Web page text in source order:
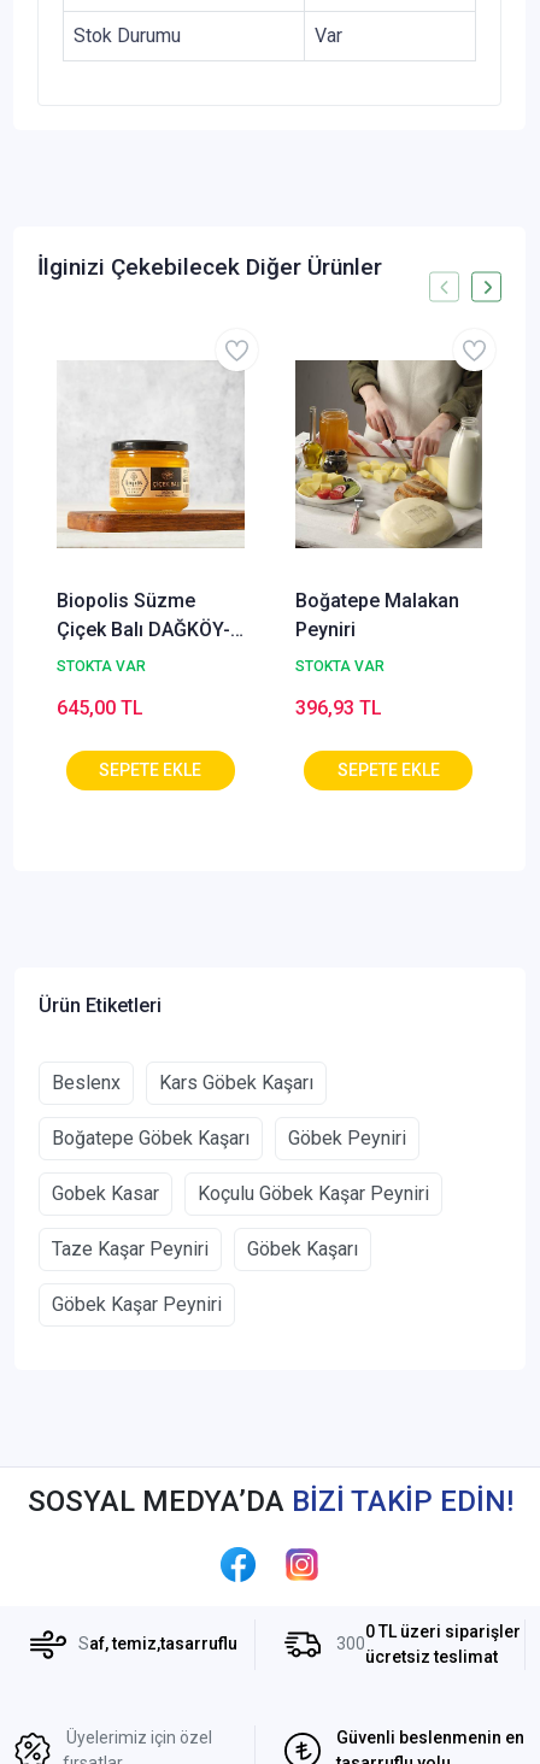
Stok Durumu Var
İlginizi Çekebilecek Diğer Ürünler
Biopolis Süzme
Çiçek Balı DAĞKÖY-
425g
STOKTA VAR
645,00 TL
Boğatepe Malakan
Peyniri
STOKTA VAR
396,93 TL
Ürün Etiketleri
Beslenx Kars Göbek Kaşarı
Boğatepe Göbek Kaşarı Göbek Peyniri
Gobek Kasar Koçulu Göbek Kaşar Peyniri
Taze Kaşar Peyniri Göbek Kaşarı
Göbek Kaşar Peyniri
SOSYAL MEDYA’DA BİZİ TAKİP EDİN!
Saf, temiz,tasarruflu 300
0 TL üzeri siparişler
ücretsiz teslimat
Üyelerimiz için özel
Güvenli beslenmenin en